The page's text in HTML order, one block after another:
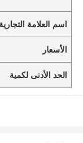
اسم العلامة التجارية
الأسعار
الحد الأدنى لكمية